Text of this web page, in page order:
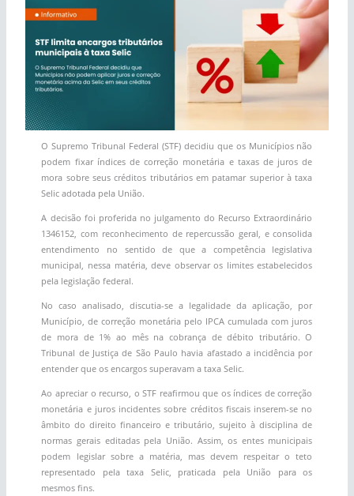
O Supremo Tribunal Federal (STF) decidiu que os Municípios não
podem fixar índices de correção monetária e taxas de juros de
mora sobre seus créditos tributários em patamar superior à taxa
Selic adotada pela União.
A decisão foi proferida no julgamento do Recurso Extraordinário
1346152, com reconhecimento de repercussão geral, e consolida
entendimento no sentido de que a competência legislativa
municipal, nessa matéria, deve observar os limites estabelecidos
pela legislação federal.
No caso analisado, discutia-se a legalidade da aplicação, por
Município, de correção monetária pelo IPCA cumulada com juros
de mora de 1% ao mês na cobrança de débito tributário. O
Tribunal de Justiça de São Paulo havia afastado a incidência por
entender que os encargos superavam a taxa Selic.
Ao apreciar o recurso, o STF reafirmou que os índices de correção
monetária e juros incidentes sobre créditos fiscais inserem-se no
âmbito do direito financeiro e tributário, sujeito à disciplina de
normas gerais editadas pela União. Assim, os entes municipais
podem legislar sobre a matéria, mas devem respeitar o teto
representado pela taxa Selic, praticada pela União para os
mesmos fins.